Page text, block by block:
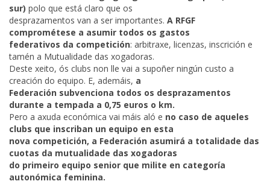
sur) polo que está claro que os
desprazamentos van a ser importantes. A RFGF
comprométese a asumir todos os gastos
federativos da competición: arbitraxe, licenzas, inscrición e
tamén a Mutualidade das xogadoras.
Deste xeito, ós clubs non lle vai a supoñer ningún custo a
creación do equipo. E, ademáis, a
Federación subvenciona todos os desprazamentos
durante a tempada a 0,75 euros o km.
Pero a axuda económica vai máis aló e no caso de aqueles
clubs que inscriban un equipo en esta
nova competición, a Federación asumirá a totalidade das
cuotas da mutualidade das xogadoras
do primeiro equipo senior que milite en categoría
autonómica feminina.